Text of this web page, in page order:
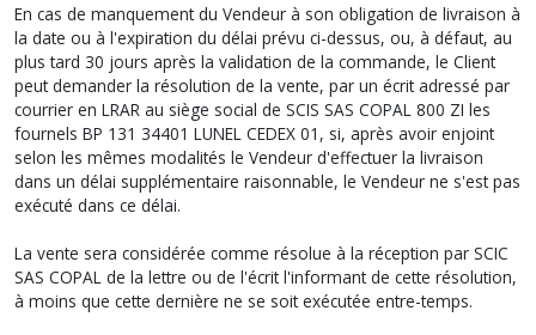
En cas de manquement du Vendeur à son obligation de livraison à
la date ou à l'expiration du délai prévu ci-dessus, ou, à défaut, au
plus tard 30 jours après la validation de la commande, le Client
peut demander la résolution de la vente, par un écrit adressé par
courrier en LRAR au siège social de SCIS SAS COPAL 800 ZI les
fournels BP 131 34401 LUNEL CEDEX 01, si, après avoir enjoint
selon les mêmes modalités le Vendeur d'effectuer la livraison
dans un délai supplémentaire raisonnable, le Vendeur ne s'est pas
exécuté dans ce délai.
La vente sera considérée comme résolue à la réception par SCIC
SAS COPAL de la lettre ou de l'écrit l'informant de cette résolution,
à moins que cette dernière ne se soit exécutée entre-temps.